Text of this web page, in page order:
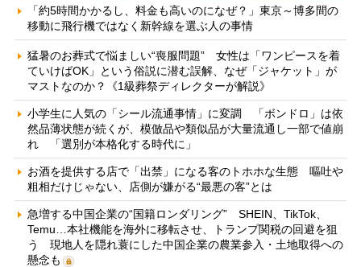
「約5時間かかるし、料金も高いのになぜ？」東京～博多間の
移動に飛行機ではなく新幹線を選ぶ人の事情
猛暑のお葬式で悩ましい“喪服問題” 女性は「ワンピースを着
ていけばOK」という俗説に潜む誤解、なぜ「ジャケット」が
マストなのか？《1級葬祭ディレクターが解説》
小学生に人気の「シール流通事情」に変調 「ボンドロ」は依
然品薄状態が続くが、模倣品や類似品が大量流通し一部で値崩
れ 「選別が本格化する時代に」
お酒を提供する店で「出禁」になる客のトホホな生態 嘔吐や
粗相だけじゃない、店側が嫌がる“最悪の客”とは
急増する中国企業の“国籍ロンダリング” SHEIN、TikTok、
Temu…本社機能を海外に移転させ、トランプ関税の回避を狙
う 現地人を隠れ蓑にした中国企業の農業参入・土地取得への
懸念も